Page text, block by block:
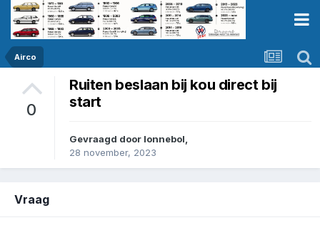
Airco
0
Ruiten beslaan bij kou direct bij
start
Gevraagd door lonnebol,
28 november, 2023
Vraag